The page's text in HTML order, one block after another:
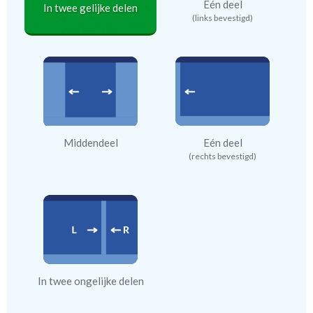
In twee gelijke delen Eén deel
(links bevestigd)
Middendeel Eén deel
(rechts bevestigd)
In twee ongelijke delen